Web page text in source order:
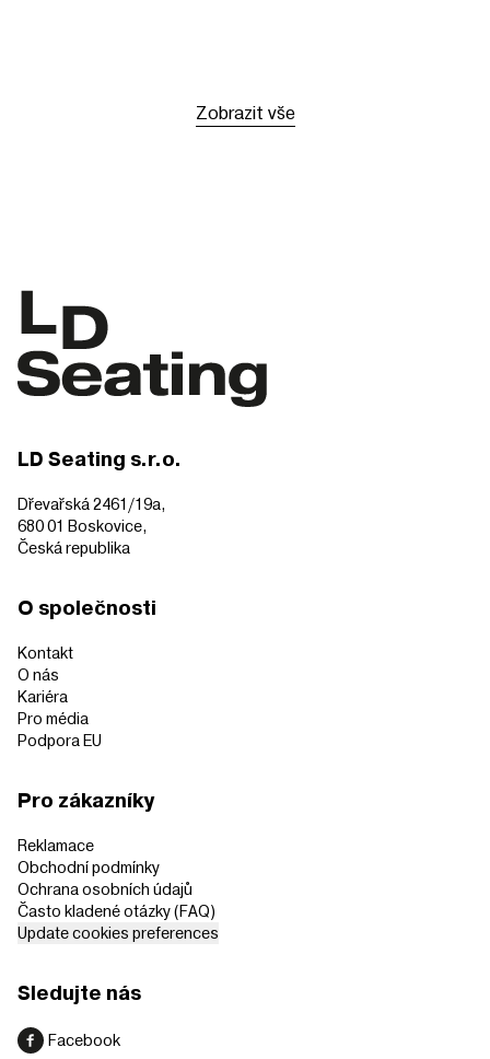
Zobrazit vše
LD Seating s.r.o.
Dřevařská 2461/19a,
680 01 Boskovice,
Česká republika
O společnosti
Kontakt
O nás
Kariéra
Pro média
Podpora EU
Pro zákazníky
Reklamace
Obchodní podmínky
Ochrana osobních údajů
Často kladené otázky (FAQ)
Update cookies preferences
Sledujte nás
Facebook